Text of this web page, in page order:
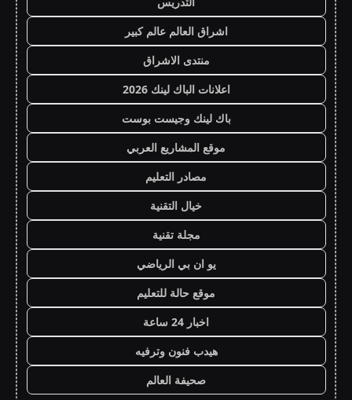
اشراق العالم عالم كبير
منتدى الاشراق
اعلانات الباك لينك 2026
باك لينك وجيست بوست
موقع المشاريع العربي
مصادر التعليم
خيال التقنية
مجلة تقنية
يو ان بي الرياضي
موقع حالة للتعليم
اخبار 24 ساعة
هيدب فنون وترفيه
صحيفة العالم